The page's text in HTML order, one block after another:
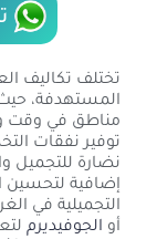
تختلف تكاليف
المستهدفة،
مناطق في وقت
توفير نفقات
نضارة للتجميل
إضافية لتحسين
التجميلية في
أو الجوفيديرم